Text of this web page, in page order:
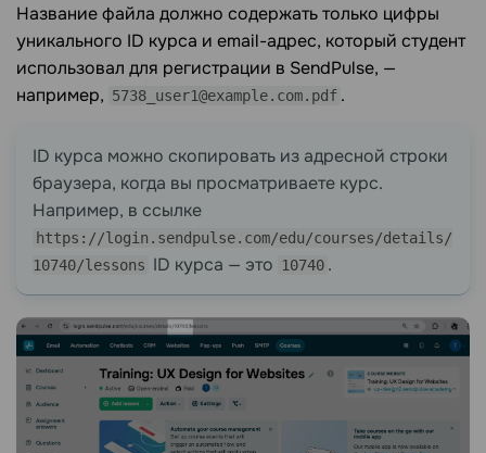
Название файла должно содержать только цифры
уникального ID курса и email-адрес, который студент
использовал для регистрации в SendPulse, —
например, 5738_user1@example.com.pdf .
ID курса можно скопировать из адресной строки
браузера, когда вы просматриваете курс.
Например, в ссылке
https://login.sendpulse.com/edu/courses/details/
10740/lessons ID курса — это 10740 .